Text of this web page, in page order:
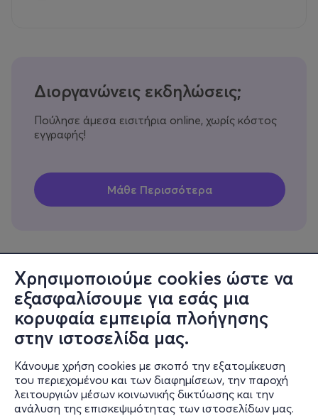
Χρησιμοποιούμε cookies ώστε να
εξασφαλίσουμε για εσάς μια
κορυφαία εμπειρία πλοήγησης
στην ιστοσελίδα μας.
Κάνουμε χρήση cookies με σκοπό την εξατομίκευση
του περιεχομένου και των διαφημίσεων, την παροχή
λειτουργιών μέσων κοινωνικής δικτύωσης και την
ανάλυση της επισκεψιμότητας των ιστοσελίδων μας.
Διοργανώνεις εκδηλώσεις;
Πούλησε άμεσα εισιτήρια online, χωρίς κόστος
εγγραφής!
Πληροφορίες
Υποστήριξη
Stay Connected